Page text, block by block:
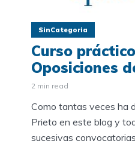
SinCategoria
Curso
Oposiciones
2 min read
Como tantas veces ha
Prieto en este blog y
sucesivas